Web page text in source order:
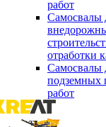
работ
Самосвалы
отработки
Самосвалы
подземных
работ